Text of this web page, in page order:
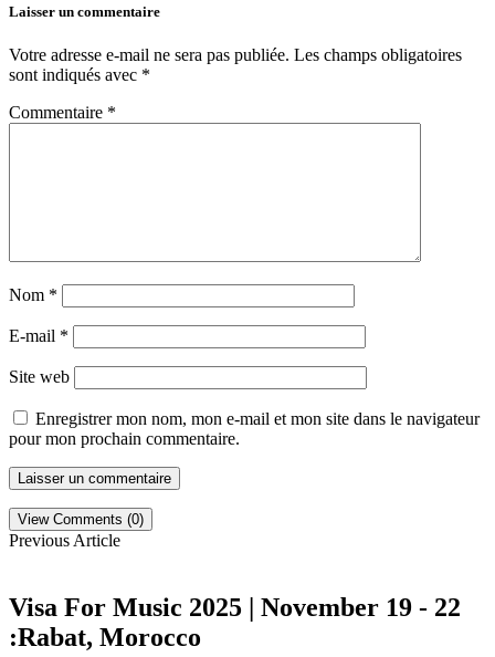
Laisser un commentaire
Votre adresse e-mail ne sera pas publiée. Les champs obligatoires
sont indiqués avec *
Commentaire *
Nom *
E-mail *
Site web
Enregistrer mon nom, mon e-mail et mon site dans le navigateur
pour mon prochain commentaire.
View Comments (0)
Previous Article
Visa For Music 2025 | November 19 - 22
:Rabat, Morocco